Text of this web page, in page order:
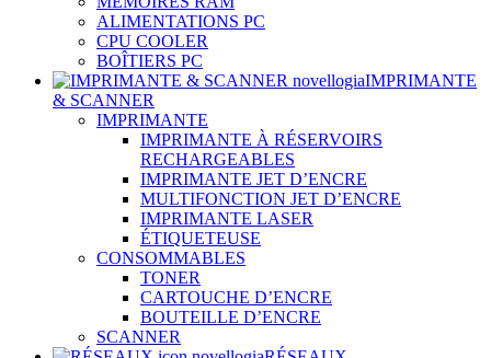
ALIMENTATIONS PC
CPU COOLER
BOÎTIERS PC
IMPRIMANTE
& SCANNER
IMPRIMANTE
IMPRIMANTE À RÉSERVOIRS
RECHARGEABLES
IMPRIMANTE JET D’ENCRE
MULTIFONCTION JET D’ENCRE
IMPRIMANTE LASER
ÉTIQUETEUSE
CONSOMMABLES
TONER
CARTOUCHE D’ENCRE
BOUTEILLE D’ENCRE
SCANNER